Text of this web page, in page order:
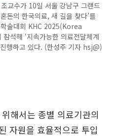
교수가 10일 서울 강남구 그랜드
돈의 한국의료, 새 길을 찾다’를
술대회 KHC 2025(Korea
해 ‘지속가능한 의료전달체계
행하고 있다. (한성주 기자 hsj@)
해서는 종별 의료기관의
자원을 효율적으로 투입